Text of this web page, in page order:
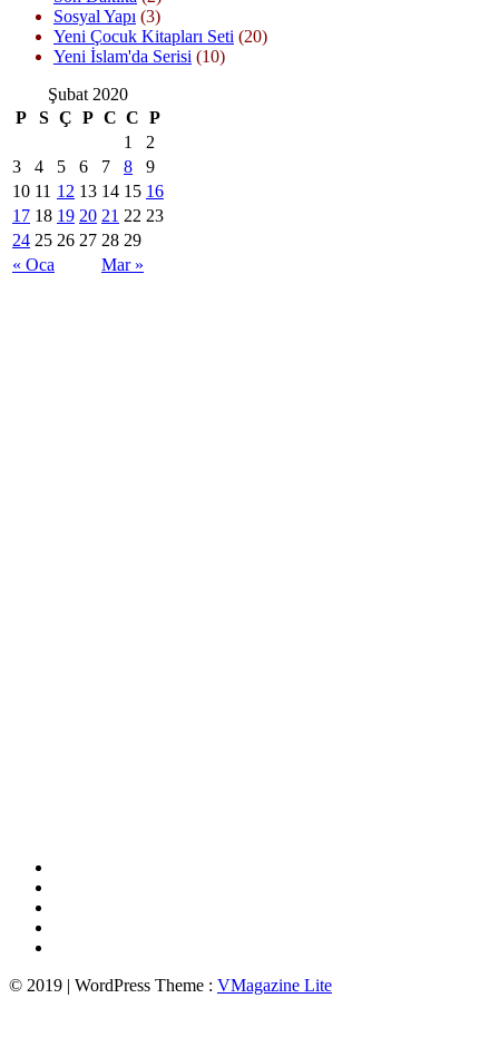
Sosyal Yapı (3)
Yeni Çocuk Kitapları Seti (20)
Yeni İslam'da Serisi (10)
Şubat 2020
P
S Ç P C C P
« Oca Mar »
1
2
3
4 5 6 7 8
9
10 11 12 13 14 15 16
17 18 19 20 21 22 23
24 25 26 27 28 29
© 2019 | WordPress Theme : VMagazine Lite